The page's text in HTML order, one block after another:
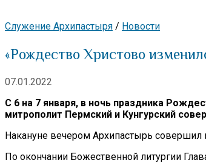
Служение Архипастыря / Новости
«Рождество Христово
07.01.2022
С 6 на 7 января, в ночь праздника
митрополит Пермский и Кунгурский
Накануне вечером Архипастырь
По окончании Божественной литургии